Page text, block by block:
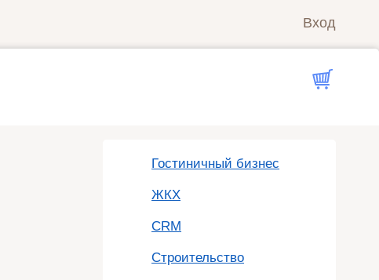
Вход
Гостиничный бизнес
ЖКХ
CRM
Строительство